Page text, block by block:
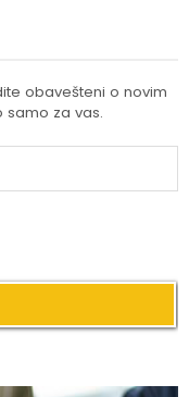
obavešteni o novim
samo za vas.